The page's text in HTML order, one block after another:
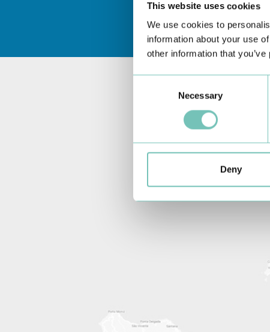
This website uses cookies
We use cookies to
information about your use
other information that
Necessary
Deny